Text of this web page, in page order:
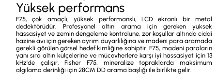
Yüksek performans
F75, çok amaçlı, yüksek performanslı, LCD ekranlı bir metal
dedektörüdür. Profesyonel altın arama için gereken yüksek
hassasiyet ve zemin dengeleme kontrolüne, zor koşullar altında ciddi
hazine avı için gereken ayrım duyarlılığına ve madeni para aramada
gerekli görülen görsel hedef kimliğine sahiptir. F75, madeni paraların
yanı sıra altın külçelerine ve mücevherlere karşı iyi hassasiyet için 13
kHz'de çalışır. Fisher F75, mineralize topraklarda maksimum
algılama derinliği için 28CM DD arama başlığı ile birlikte gelir.